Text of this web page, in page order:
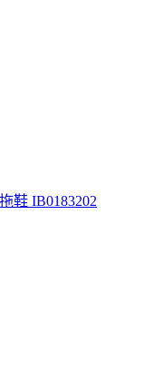
鞋 IB0183202